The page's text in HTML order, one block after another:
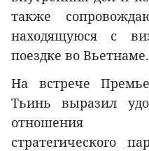
также
находящуюся с
поездке во Вьетнаме.
На встрече
Тьинь выразил
отношения
стратегического